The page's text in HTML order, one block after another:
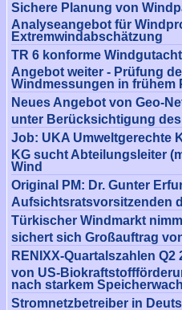
Sichere Planung von
Analyseangebot für
Extremwindabschätzung
TR 6 konforme
Angebot weiter - Prüfung
Windmessungen in frühem
Neues Angebot von Geo-
unter Berücksichtigung
Job: UKA Umweltgerechte
KG sucht Abteilungsleiter
Wind
Original PM: Dr. Gunter
Aufsichtsratsvorsitzenden
Türkischer Windmarkt
sichert sich Großauftrag
RENIXX-Quartalszahlen
von US-
nach starkem
Stromnetzbetreiber in